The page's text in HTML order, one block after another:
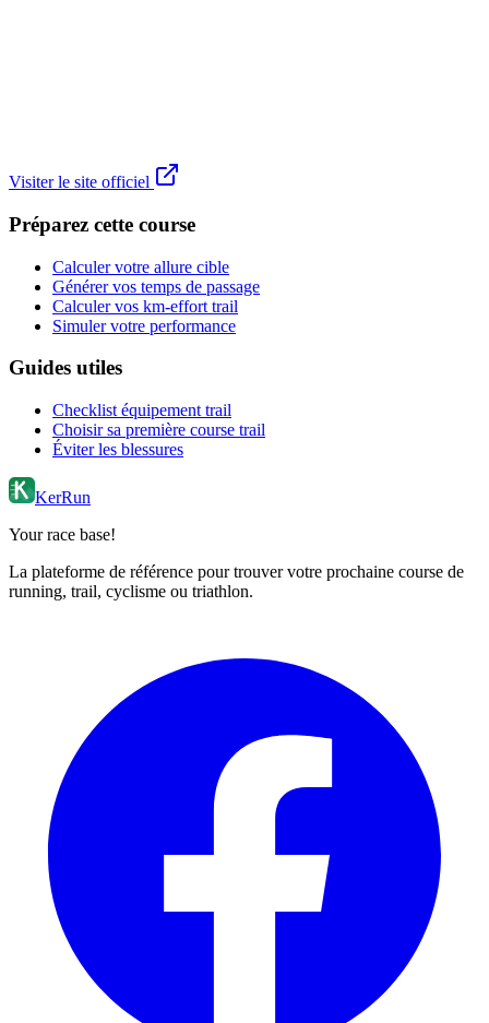
Visiter le site officiel
Préparez cette course
Calculer votre allure cible
Générer vos temps de passage
Calculer vos km-effort trail
Simuler votre performance
Guides utiles
Checklist équipement trail
Choisir sa première course trail
Éviter les blessures
KerRun
Your race base!
La plateforme de référence pour trouver votre prochaine course de
running, trail, cyclisme ou triathlon.